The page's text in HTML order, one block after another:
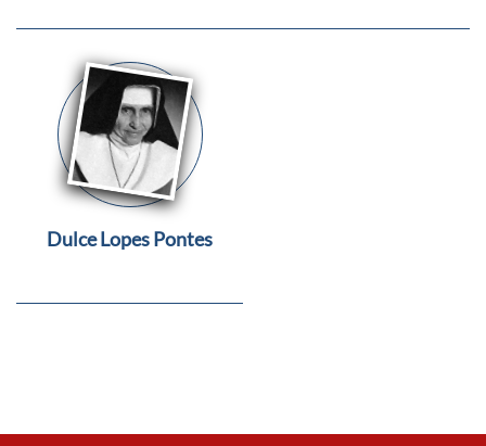
Dulce Lopes Pontes